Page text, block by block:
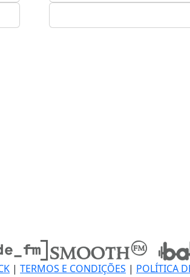
| TERMOS E CONDIÇÕES | POLÍTICA